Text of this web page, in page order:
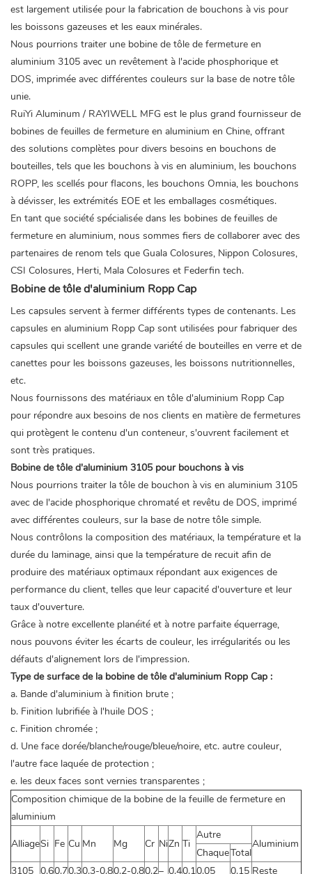
est largement utilisée pour la fabrication de bouchons à vis pour
les boissons gazeuses et les eaux minérales.
Nous pourrions traiter une bobine de tôle de fermeture en
aluminium 3105 avec un revêtement à l'acide phosphorique et
DOS, imprimée avec différentes couleurs sur la base de notre tôle
unie.
RuiYi Aluminum / RAYIWELL MFG est le plus grand fournisseur de
bobines de feuilles de fermeture en aluminium en Chine, offrant
des solutions complètes pour divers besoins en bouchons de
bouteilles, tels que les bouchons à vis en aluminium, les bouchons
ROPP, les scellés pour flacons, les bouchons Omnia, les bouchons
à dévisser, les extrémités EOE et les emballages cosmétiques.
En tant que société spécialisée dans les bobines de feuilles de
fermeture en aluminium, nous sommes fiers de collaborer avec des
partenaires de renom tels que Guala Colosures, Nippon Colosures,
CSI Colosures, Herti, Mala Colosures et Federfin tech.
Bobine de tôle d'aluminium Ropp Cap
Les capsules servent à fermer différents types de contenants. Les
capsules en aluminium Ropp Cap sont utilisées pour fabriquer des
capsules qui scellent une grande variété de bouteilles en verre et de
canettes pour les boissons gazeuses, les boissons nutritionnelles,
etc.
Nous fournissons des matériaux en tôle d'aluminium Ropp Cap
pour répondre aux besoins de nos clients en matière de fermetures
qui protègent le contenu d'un conteneur, s'ouvrent facilement et
sont très pratiques.
Bobine de tôle d'aluminium 3105 pour bouchons à vis
Nous pourrions traiter la tôle de bouchon à vis en aluminium 3105
avec de l'acide phosphorique chromaté et revêtu de DOS, imprimé
avec différentes couleurs, sur la base de notre tôle simple.
Nous contrôlons la composition des matériaux, la température et la
durée du laminage, ainsi que la température de recuit afin de
produire des matériaux optimaux répondant aux exigences de
performance du client, telles que leur capacité d'ouverture et leur
taux d'ouverture.
Grâce à notre excellente planéité et à notre parfaite équerrage,
nous pouvons éviter les écarts de couleur, les irrégularités ou les
défauts d'alignement lors de l'impression.
Type de surface de la bobine de tôle d'aluminium Ropp Cap :
a. Bande d'aluminium à finition brute ;
b. Finition lubrifiée à l'huile DOS ;
c. Finition chromée ;
d. Une face dorée/blanche/rouge/bleue/noire, etc. autre couleur,
l'autre face laquée de protection ;
e. les deux faces sont vernies transparentes ;
Composition chimique de la bobine de la feuille de fermeture en
aluminium
AlliageSi Fe Cu Mn Mg Cr NiZn Ti
Autre
Aluminium
ChaqueTotal
3105 0.60.70.30.3-0.80.2-0.80.2– 0.40.10.05 0.15 Reste